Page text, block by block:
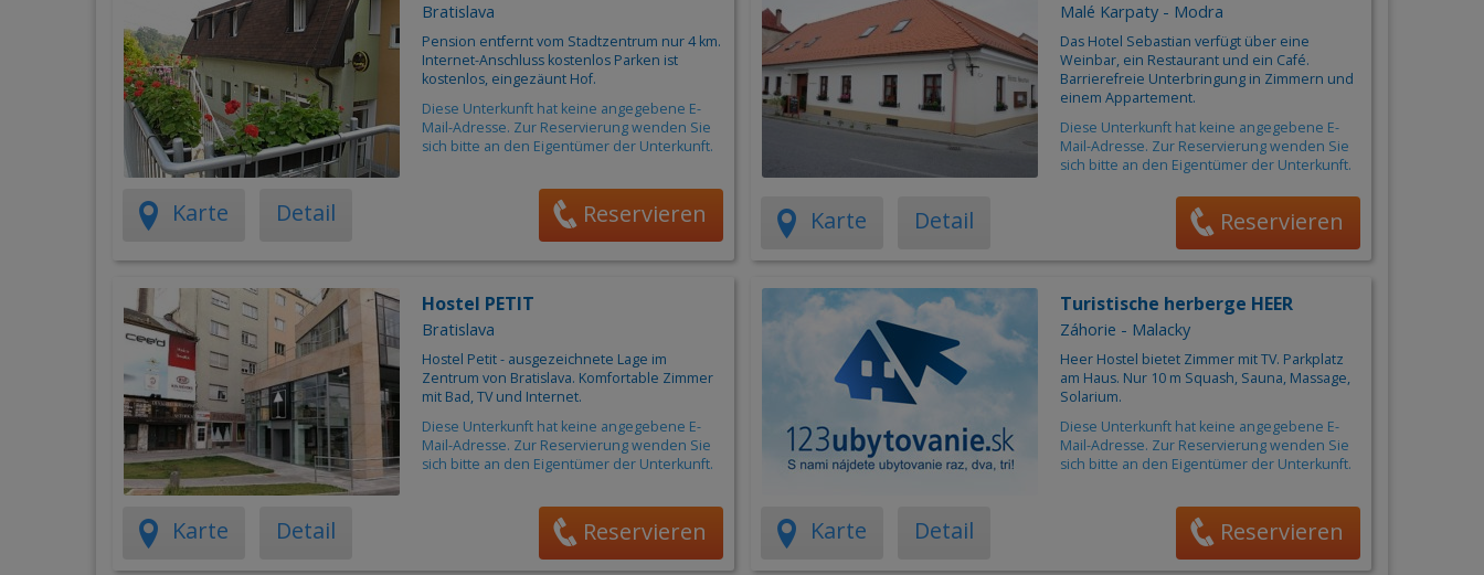
Bratislava
Pension entfernt vom Stadtzentrum nur 4 km.
Internet-Anschluss kostenlos Parken ist
kostenlos, eingezäunt Hof.
Diese Unterkunft hat keine angegebene E-
Mail-Adresse. Zur Reservierung wenden Sie
sich bitte an den Eigentümer der Unterkunft.
Karte Detail Reservieren
Malé Karpaty - Modra
Das Hotel Sebastian verfügt über eine
Weinbar, ein Restaurant und ein Café.
Barrierefreie Unterbringung in Zimmern und
einem Appartement.
Diese Unterkunft hat keine angegebene E-
Mail-Adresse. Zur Reservierung wenden Sie
sich bitte an den Eigentümer der Unterkunft.
Karte Detail Reservieren
Hostel PETIT
Bratislava
Hostel Petit - ausgezeichnete Lage im
Zentrum von Bratislava. Komfortable Zimmer
mit Bad, TV und Internet.
Diese Unterkunft hat keine angegebene E-
Mail-Adresse. Zur Reservierung wenden Sie
sich bitte an den Eigentümer der Unterkunft.
Karte Detail Reservieren
Turistische herberge HEER
Záhorie - Malacky
Heer Hostel bietet Zimmer mit TV. Parkplatz
am Haus. Nur 10 m Squash, Sauna, Massage,
Solarium.
Diese Unterkunft hat keine angegebene E-
Mail-Adresse. Zur Reservierung wenden Sie
sich bitte an den Eigentümer der Unterkunft.
Karte Detail Reservieren